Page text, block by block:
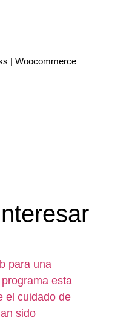
| Woocommerce
para una
esta
el cuidado de
sido